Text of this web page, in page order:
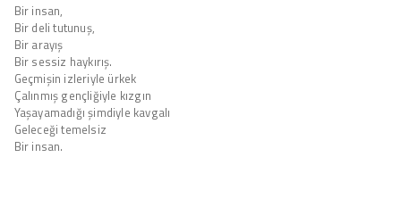
Bir insan,
Bir deli tutunuş,
Bir arayış
Bir sessiz haykırış.
Geçmişin izleriyle ürkek
Çalınmış gençliğiyle kızgın
Yaşayamadığı şimdiyle kavgalı
Geleceği temelsiz
Bir insan.